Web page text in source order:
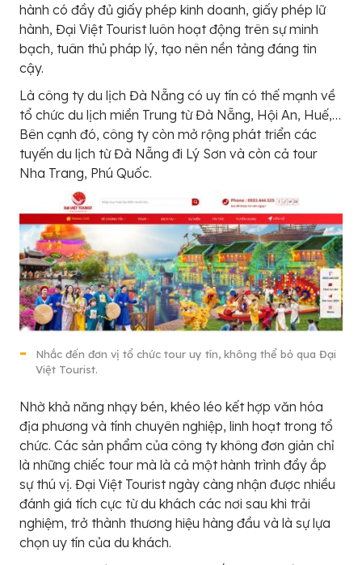
hành có đầy đủ giấy phép kinh doanh, giấy phép lữ
hành, Đại Việt Tourist luôn hoạt động trên sự minh
bạch, tuân thủ pháp lý, tạo nên nền tảng đáng tin
cậy.
Là công ty du lịch Đà Nẵng có uy tín có thế mạnh về
tổ chức du lịch miền Trung từ Đà Nẵng, Hội An, Huế,…
Bên cạnh đó, công ty còn mở rộng phát triển các
tuyến du lịch từ Đà Nẵng đi Lý Sơn và còn cả tour
Nha Trang, Phú Quốc.
Nhắc đến đơn vị tổ chức tour uy tín, không thể bỏ qua Đại
Việt Tourist.
Nhờ khả năng nhạy bén, khéo léo kết hợp văn hóa
địa phương và tính chuyên nghiệp, linh hoạt trong tổ
chức. Các sản phẩm của công ty không đơn giản chỉ
là những chiếc tour mà là cả một hành trình đầy ắp
sự thú vị. Đại Việt Tourist ngày càng nhận được nhiều
đánh giá tích cực từ du khách các nơi sau khi trải
nghiệm, trở thành thương hiệu hàng đầu và là sự lựa
chọn uy tín của du khách.